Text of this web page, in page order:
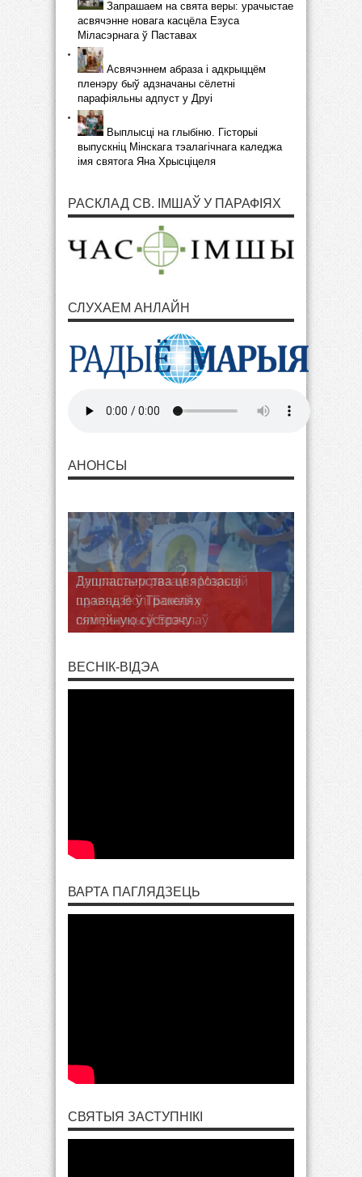
Запрашаем на свята веры: урачыстае
асвячэнне новага касцёла Езуса
Міласэрнага ў Паставах
Асвячэннем абраза і адкрыццём
пленэру быў адзначаны сёлетні
парафіяльны адпуст у Друі
Выплысці на глыбіню. Гісторыі
выпускніц Мінскага тэалагічнага каледжа
імя святога Яна Хрысціцеля
РАСКЛАД СВ. ІМШАЎ У ПАРАФІЯХ
СЛУХАЕМ АНЛАЙН
АНОНСЫ
Душпастырства цвярозасці
правядзе ў Тракелях
сямейную сустрэчу
ВЕСНІК-ВІДЭА
ВАРТА ПАГЛЯДЗЕЦЬ
СВЯТЫЯ ЗАСТУПНІКІ